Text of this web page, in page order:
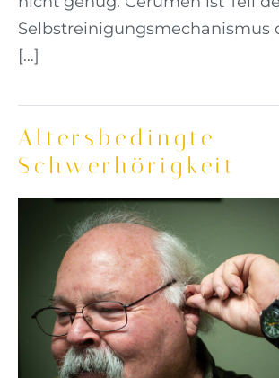
Selbstreinigungsmechanismus
[…]
Altersbedingte
Schwerhörigkeit